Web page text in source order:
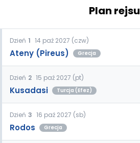
Plan rejsu
Dzień 1 14 paź 2027 (czw)
Ateny (Pireus) Grecja
Dzień 2 15 paź 2027 (pt)
Kusadasi Turcja (Efez)
Dzień 3 16 paź 2027 (sb)
Rodos Grecja